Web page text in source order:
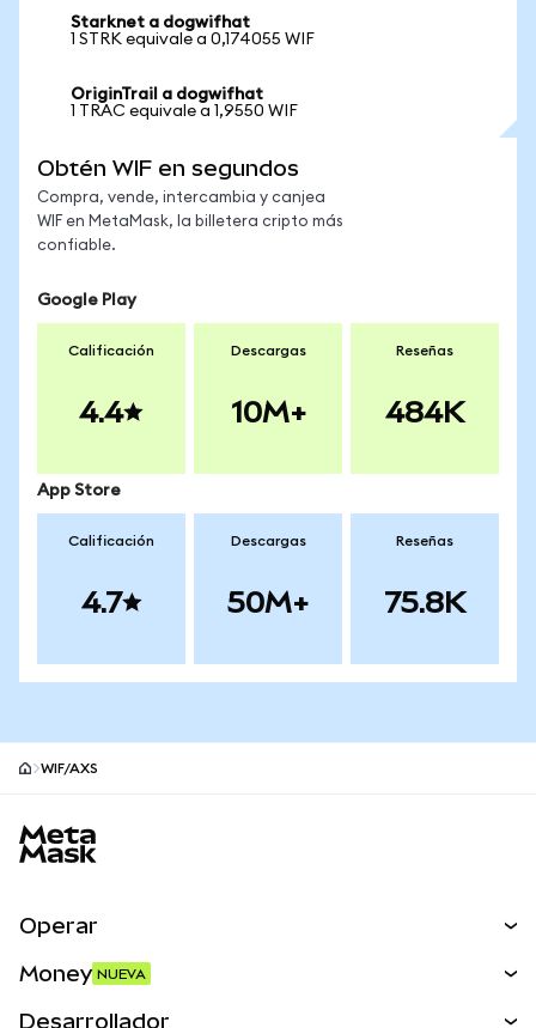
Starknet a dogwifhat
1 STRK equivale a 0,174055 WIF
OriginTrail a dogwifhat
1 TRAC equivale a 1,9550 WIF
Obtén WIF en segundos
Compra, vende, intercambia y canjea
WIF en MetaMask, la billetera cripto más
confiable.
Google Play
Calificación
4.4
Descargas
10M+
Reseñas
484K
App Store
Calificación
4.7
Descargas
50M+
Reseñas
75.8K
WIF/AXS
Operar
Money NUEVA
Desarrollador